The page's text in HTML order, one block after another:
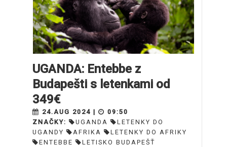
UGANDA: Entebbe z
Budapešti s letenkami od
349€
24.AUG 2024 |
09:50
ZNAČKY:
UGANDA
LETENKY DO
UGANDY
AFRIKA
LETENKY DO AFRIKY
ENTEBBE
LETISKO BUDAPEŠŤ